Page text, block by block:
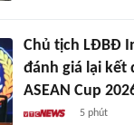
Chủ tịch LĐBĐ
đánh giá lại kết
ASEAN Cup
5 phút